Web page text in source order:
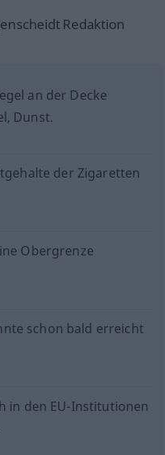
Redaktion
an der Decke
Dunst.
der Zigaretten
Obergrenze
schon bald erreicht
in den EU-Institutionen